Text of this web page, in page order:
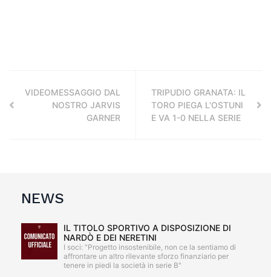
VIDEOMESSAGGIO DAL
NOSTRO JARVIS
GARNER
TRIPUDIO GRANATA: IL
TORO PIEGA L'OSTUNI
E VA 1-0 NELLA SERIE
NEWS
IL TITOLO SPORTIVO A DISPOSIZIONE DI
NARDÒ E DEI NERETINI
I soci: "Progetto insostenibile, non ce la sentiamo di
affrontare un altro rilevante sforzo finanziario per
tenere in piedi la società in serie B"